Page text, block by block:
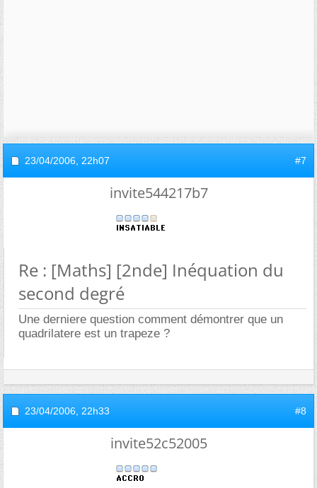
23/04/2006, 22h07 #7
invite544217b7
Re : [Maths] [2nde] Inéquation du
second degré
Une derniere question comment démontrer que un
quadrilatere est un trapeze ?
23/04/2006, 22h33 #8
invite52c52005